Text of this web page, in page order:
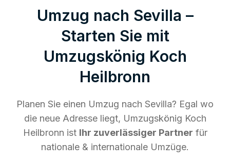
Umzug nach Sevilla –
Starten Sie mit
Umzugskönig Koch
Heilbronn
Planen Sie einen Umzug nach Sevilla? Egal wo
die neue Adresse liegt, Umzugskönig Koch
Heilbronn ist Ihr zuverlässiger Partner für
nationale & internationale Umzüge.